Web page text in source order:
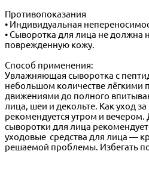
Противопоказания
• Индивидуальная
• Сыворотка для лица не должна
поврежденную кожу.
Способ применения:
Увлажняющая сыворотка с
небольшом количестве
движениями до полного
лица, шеи и декольте. Как уход
рекомендуется утром и вечером.
сыворотки для лица
уходовые средства для лица —
решаемой проблемы. Избегать